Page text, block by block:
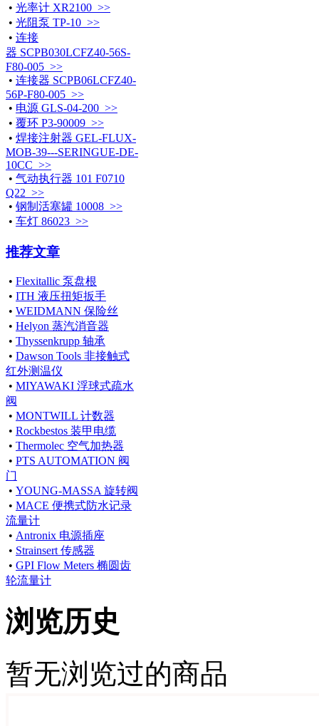
• 光率计 XR2100 >>
• 光阻泵 TP-10 >>
• 连接
器 SCPB030LCFZ40-56S-
F80-005 >>
• 连接器 SCPB06LCFZ40-
56P-F80-005 >>
• 电源 GLS-04-200 >>
• 覆环 P3-90009 >>
• 焊接注射器 GEL-FLUX-
MOB-39---SERINGUE-DE-
10CC >>
• 气动执行器 101 F0710
Q22 >>
• 钢制活塞罐 10008 >>
• 车灯 86023 >>
推荐文章
• Flexitallic 泵盘根
• ITH 液压扭矩扳手
• WEIDMANN 保险丝
• Helyon 蒸汽消音器
• Thyssenkrupp 轴承
• Dawson Tools 非接触式
红外测温仪
• MIYAWAKI 浮球式疏水
阀
• MONTWILL 计数器
• Rockbestos 装甲电缆
• Thermolec 空气加热器
• PTS AUTOMATION 阀
门
• YOUNG-MASSA 旋转阀
• MACE 便携式防水记录
流量计
• Antronix 电源插座
• Strainsert 传感器
• GPI Flow Meters 椭圆齿
轮流量计
浏览历史
暂无浏览过的商品